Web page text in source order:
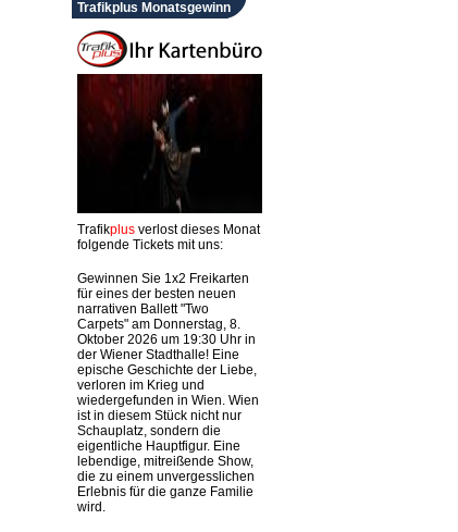
Trafikplus Monatsgewinn
Trafikplusverlost dieses Monat
folgende Tickets mit uns:
Gewinnen Sie 1x2 Freikarten
für eines der besten neuen
narrativen Ballett "Two
Carpets" am Donnerstag, 8.
Oktober 2026 um 19:30 Uhr in
der Wiener Stadthalle! Eine
epische Geschichte der Liebe,
verloren im Krieg und
wiedergefunden in Wien. Wien
ist in diesem Stück nicht nur
Schauplatz, sondern die
eigentliche Hauptfigur. Eine
lebendige, mitreißende Show,
die zu einem unvergesslichen
Erlebnis für die ganze Familie
wird.